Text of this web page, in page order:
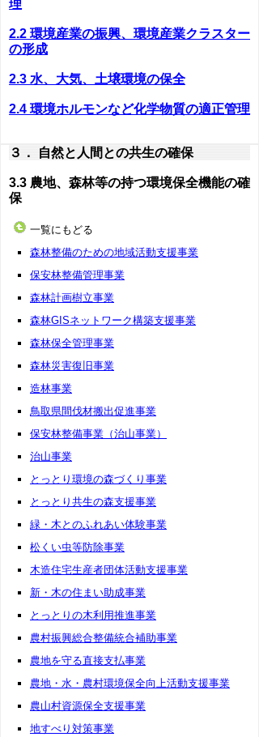
理
2.2 環境産業の振興、環境産業クラスター
の形成
2.3 水、大気、土壌環境の保全
2.4 環境ホルモンなど化学物質の適正管理
３． 自然と人間との共生の確保
3.3 農地、森林等の持つ環境保全機能の確
保
一覧にもどる
森林整備のための地域活動支援事業
保安林整備管理事業
森林計画樹立事業
森林GISネットワーク構築支援事業
森林保全管理事業
森林災害復旧事業
造林事業
鳥取県間伐材搬出促進事業
保安林整備事業（治山事業）
治山事業
とっとり環境の森づくり事業
とっとり共生の森支援事業
緑・木とのふれあい体験事業
松くい虫等防除事業
木造住宅生産者団体活動支援事業
新・木の住まい助成事業
とっとりの木利用推進事業
農村振興総合整備統合補助事業
農地を守る直接支払事業
農地・水・農村環境保全向上活動支援事業
農山村資源保全支援事業
地すべり対策事業